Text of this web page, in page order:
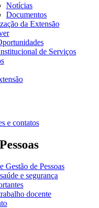
Notícias
Documentos
da Extensão
de Serviços
e contatos
Gestão de Pessoas
e segurança
docente